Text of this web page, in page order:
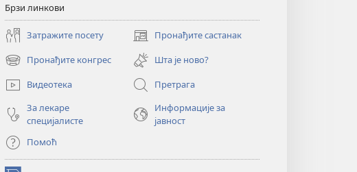
Брзи линкови
Затражите посету Пронађите састанак
(отвара
нови
прозор)
Пронађите конгрес
(отвара
нови
прозор)
Шта је ново?
Видеотека
Претрага
За лекаре
специјалисте
Информације за
јавност
Помоћ